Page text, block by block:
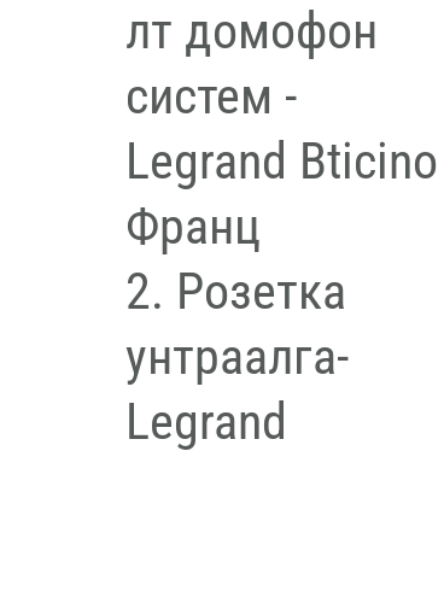
лт домофон
систем -
Legrand Bticino
Франц
2. Розетка
унтраалга-
Legrand